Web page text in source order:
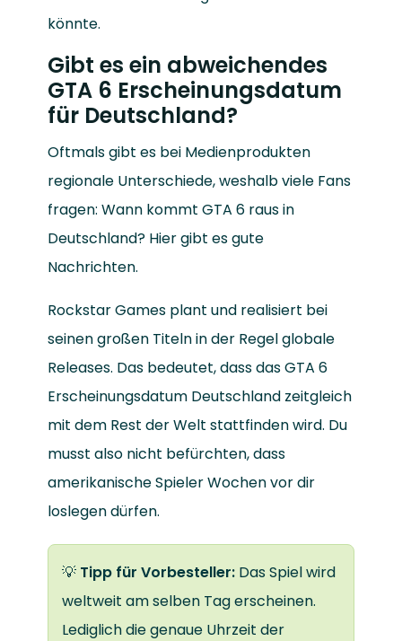
könnte.
Gibt es ein abweichendes
GTA 6 Erscheinungsdatum
für Deutschland?
Oftmals gibt es bei Medienprodukten
regionale Unterschiede, weshalb viele Fans
fragen: Wann kommt GTA 6 raus in
Deutschland? Hier gibt es gute
Nachrichten.
Rockstar Games plant und realisiert bei
seinen großen Titeln in der Regel globale
Releases. Das bedeutet, dass das GTA 6
Erscheinungsdatum Deutschland zeitgleich
mit dem Rest der Welt stattfinden wird. Du
musst also nicht befürchten, dass
amerikanische Spieler Wochen vor dir
loslegen dürfen.
💡 Tipp für Vorbesteller:Das Spiel wird
weltweit am selben Tag erscheinen.
Lediglich die genaue Uhrzeit der